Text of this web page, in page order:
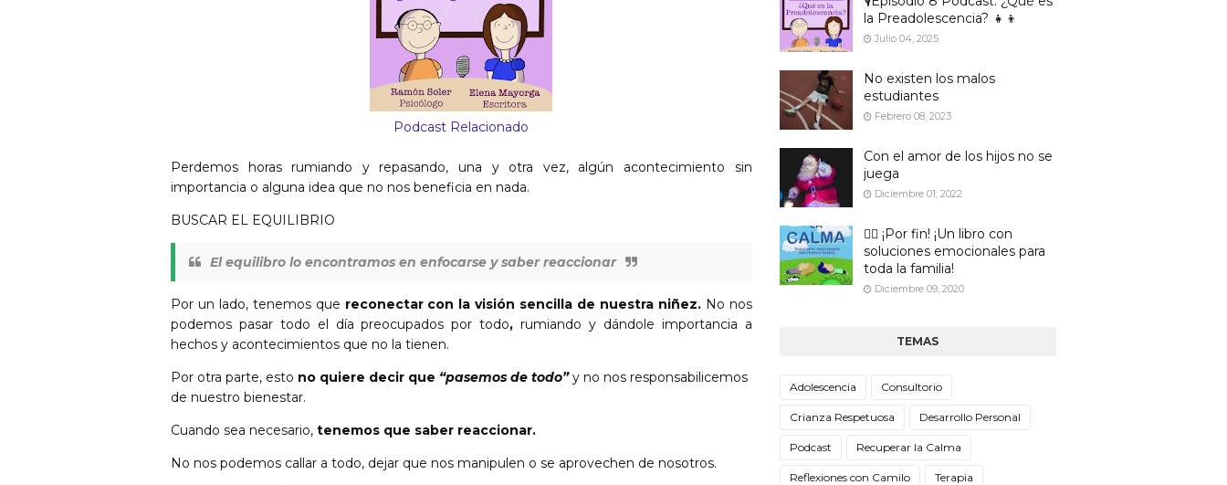
Podcast Relacionado
Perdemos horas rumiando y repasando, una y otra vez, algún acontecimiento sin
importancia o alguna idea que no nos beneficia en nada.
BUSCAR EL EQUILIBRIO
El equilibro lo encontramos en enfocarse y saber reaccionar
Por un lado, tenemos que reconectar con la visión sencilla de nuestra niñez. No nos
podemos pasar todo el día preocupados por todo, rumiando y dándole importancia a
hechos y acontecimientos que no la tienen.
Por otra parte, esto no quiere decir que “pasemos de todo”y no nos responsabilicemos
de nuestro bienestar.
Cuando sea necesario, tenemos que saber reaccionar.
No nos podemos callar a todo, dejar que nos manipulen o se aprovechen de nosotros.
la Preadolescencia? 👧👦
Julio 04, 2025
No existen los malos
estudiantes
Febrero 08, 2023
Con el amor de los hijos no se
juega
Diciembre 01, 2022
🙋‍♀️ ¡Por fin! ¡Un libro con
soluciones emocionales para
toda la familia!
Diciembre 09, 2020
TEMAS
Adolescencia Consultorio
Crianza Respetuosa Desarrollo Personal
Podcast Recuperar la Calma
Reflexiones con Camilo Terapia